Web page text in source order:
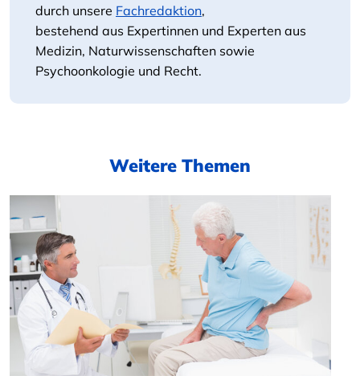
durch unsere Fachredaktion,
bestehend aus Expertinnen und Experten aus
Medizin, Naturwissenschaften sowie
Psychoonkologie und Recht.
Weitere Themen